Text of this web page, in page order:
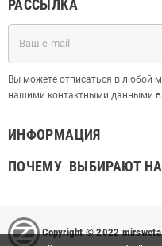
РАССЫЛКА
Вы можете отписаться в любой
нашими контактными данными
ИНФОРМАЦИЯ
ПОЧЕМУ ВЫБИРАЮТ
Copyright © 2022